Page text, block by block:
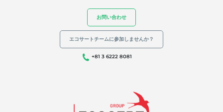
お問い合わせ
エコサートチームに参加しませんか？
+81 3 6222 8081